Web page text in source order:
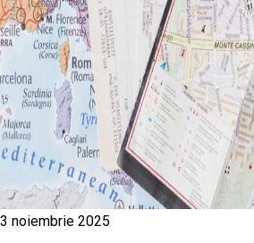
3 noiembrie 2025